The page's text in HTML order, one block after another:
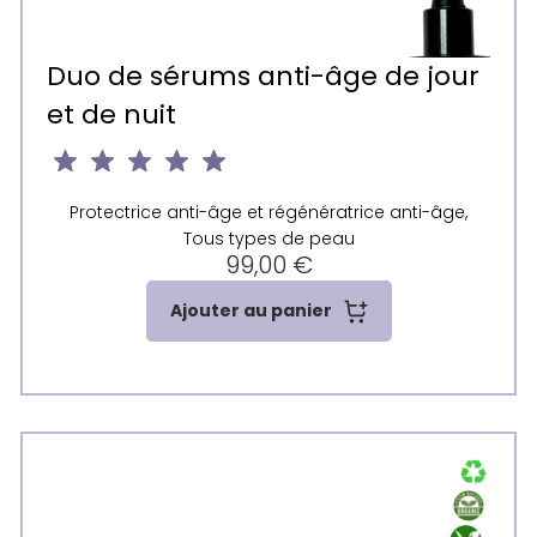
Duo de sérums anti-âge de jour
et de nuit
Protectrice anti-âge et régénératrice anti-âge,
Tous types de peau
99,00 €
Ajouter au panier